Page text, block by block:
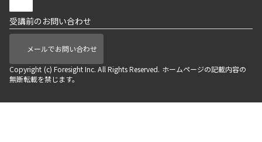
受講前のお問い合わせ
メールでお問い合わせ
Copyright (c) Foresight Inc. All Rights Reserved. ホームページの記載内容の
無断転載を禁じます。